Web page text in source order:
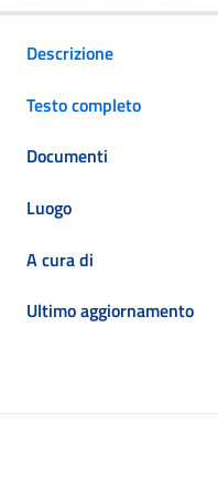
Descrizione
Testo completo
Documenti
Luogo
A cura di
Ultimo aggiornamento